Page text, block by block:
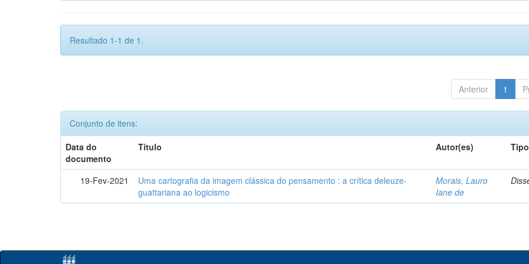
Resultado 1-1 de 1.
Anterior 1
Conjunto de itens:
Data do
documento
Título Autor(es) Tipo
19-Fev-2021
Uma cartografia da imagem clássica do pensamento : a crítica deleuze-
guattariana ao logicismo
Morais, Lauro
Iane de